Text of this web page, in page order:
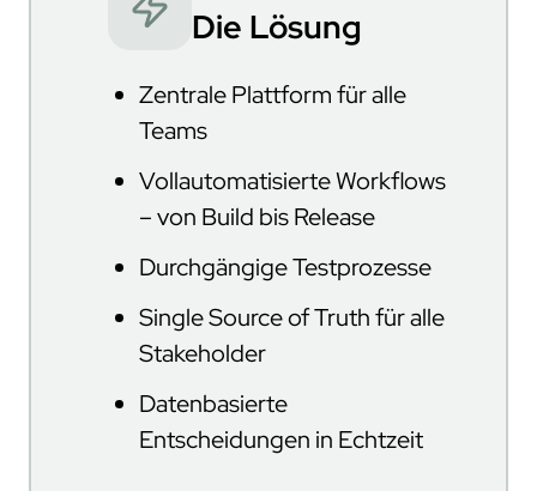
Die Lösung
Zentrale Plattform für alle
Teams
Vollautomatisierte Workflows
– von Build bis Release
Durchgängige Testprozesse
Single Source of Truth für alle
Stakeholder
Datenbasierte
Entscheidungen in Echtzeit